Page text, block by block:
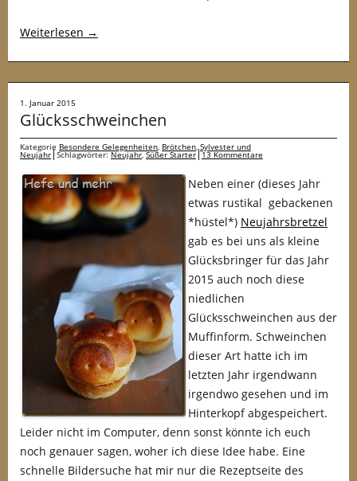
Weiterlesen →
1. Januar 2015
Glücksschweinchen
Kategorie Besondere Gelegenheiten, Brötchen,Sylvester und
Neujahr Schlagwörter:Neujahr,Süßer Starter 13 Kommentare
Neben einer (dieses Jahr
etwas rustikal gebackenen
*hüstel*) Neujahrsbretzel
gab es bei uns als kleine
Glücksbringer für das Jahr
2015 auch noch diese
niedlichen
Glücksschweinchen aus der
Muffinform. Schweinchen
dieser Art hatte ich im
letzten Jahr irgendwann
irgendwo gesehen und im
Hinterkopf abgespeichert.
Leider nicht im Computer, denn sonst könnte ich euch
noch genauer sagen, woher ich diese Idee habe. Eine
schnelle Bildersuche hat mir nur die Rezeptseite des